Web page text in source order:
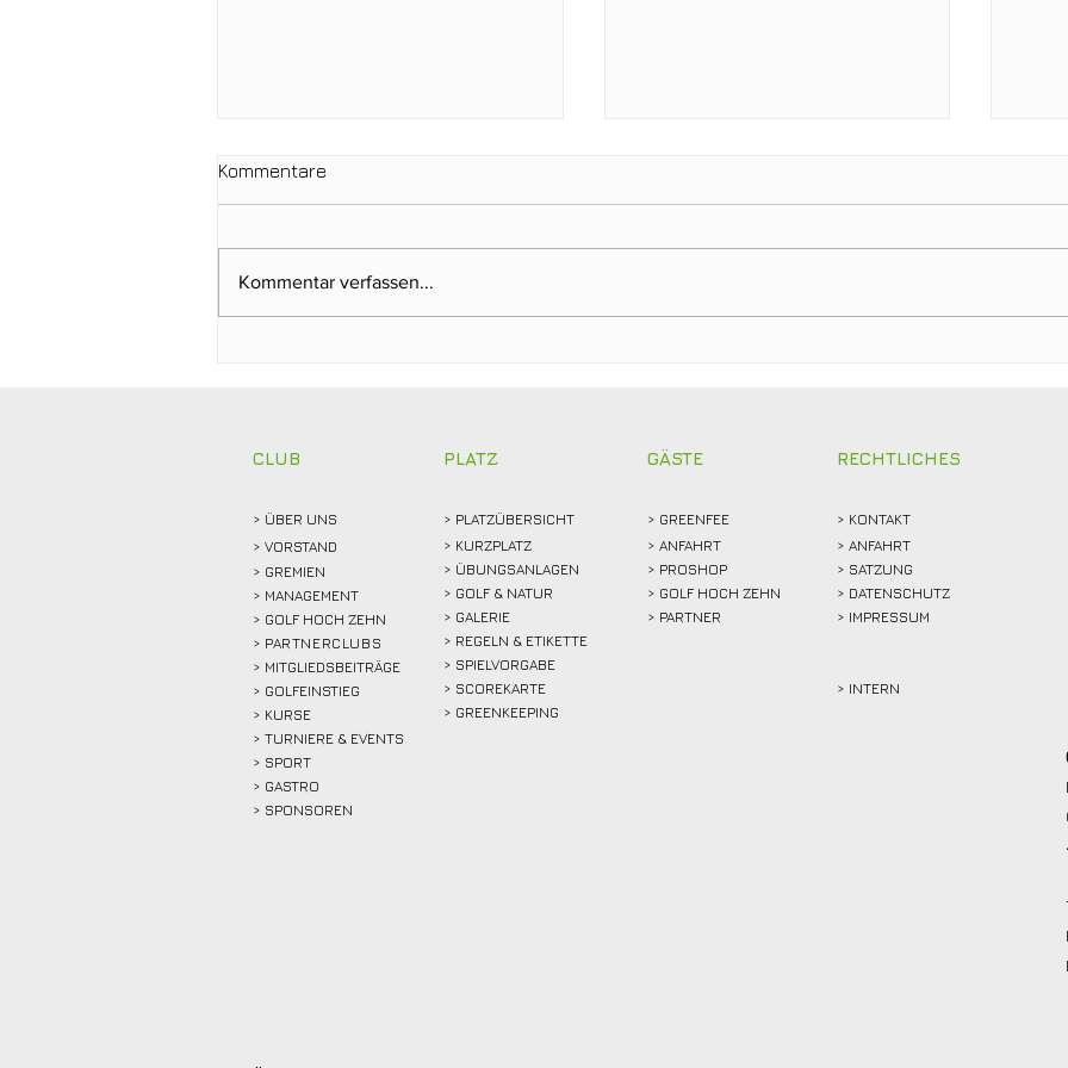
Kommentare
Kommentar verfassen...
CLUB
> ÜBER UNS
> VORSTAND
> GREMIEN
> MANAGEMENT
> GOLF HOCH ZEHN
> PARTNERCLUBS
> MITGLIEDSBEITRÄGE
> GOLFEINSTIEG
> KURSE
> TURNIERE & EVENTS
> SPORT
> GASTRO
> SPONSOREN
PLATZ
> PLATZÜBERSICHT
> KURZPLATZ
> ÜBUNGSANLAGEN
> GOLF & NATUR
> GALERIE
> REGELN & ETIKETTE
> SPIELVORGABE
> SCOREKARTE
> GREENKEEPING
GÄSTE
> GREENFEE
> ANFAHRT
> PROSHOP
> GOLF HOCH ZEHN
> PARTNER
RECHTLICHES
> KONTAKT
> ANFAHRT
> SATZUNG
> DATENSCHUTZ
> IMPRESSUM
> INTERN